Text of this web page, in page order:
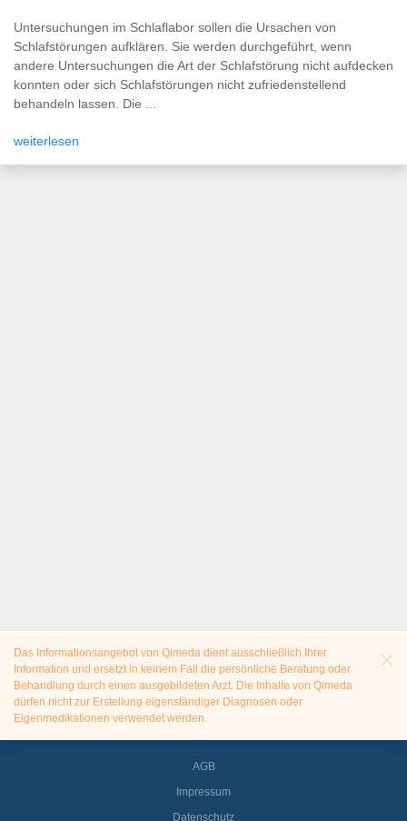
Untersuchungen im Schlaflabor sollen die Ursachen von
Schlafstörungen aufklären. Sie werden durchgeführt, wenn
andere Untersuchungen die Art der Schlafstörung nicht aufdecken
konnten oder sich Schlafstörungen nicht zufriedenstellend
behandeln lassen. Die ...
weiterlesen
Das Informationsangebot von Qimeda dient ausschließlich Ihrer
Information und ersetzt in keinem Fall die persönliche Beratung oder
Behandlung durch einen ausgebildeten Arzt. Die Inhalte von Qimeda
dürfen nicht zur Erstellung eigenständiger Diagnosen oder
Eigenmedikationen verwendet werden.
AGB
Impressum
Datenschutz